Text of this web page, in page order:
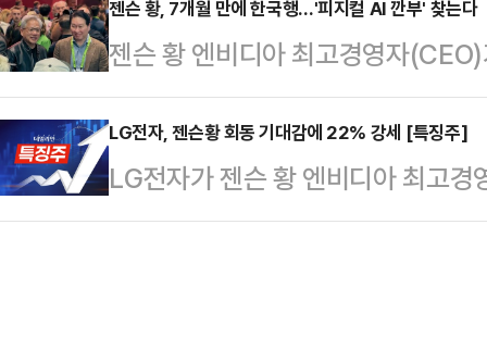
께 유세차 순회에 나선 뒤 거리 유
에 앞서 자신의 고향을 찾는 만큼
접 만나며 스…
한남동 주민센터에 마련된 사전투
"대한민국 민주주의가 미래로 가느
정도로 중요한 선거"라며 이같이
다"며 "이번 선거에서 (더불어민주
그동안 미뤄뒀던 정권의 독주를 다
"정부·여당은 이미 예고…
젠슨 황, 7개월 만에 한국행…'피지컬 AI 깐부' 찾는다
젠슨 황 엔비디아 최고경영자
경주 아시아태평양경제협력체
이다. 황 CEO는 국내 주요 그룹 총
만나 고대역폭메모리(HBM) 공급
용 인공지능(AI) 등을 아우르는 '피
LG전자, 젠슨황 회동 기대감에 22% 강세 [특징주]
LG전자가 젠슨 황 엔비디아 최고
게 오르고 있다.29일 한국거래소